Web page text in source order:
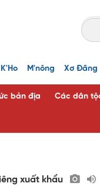
K'Ho M'nông Xơ Đăng
bản địa Các dân
xuất khẩu